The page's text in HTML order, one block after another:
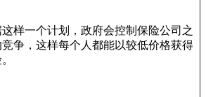
样一个计划，政府会控制保险公司之
竞争，这样每个人都能以较低价格获得